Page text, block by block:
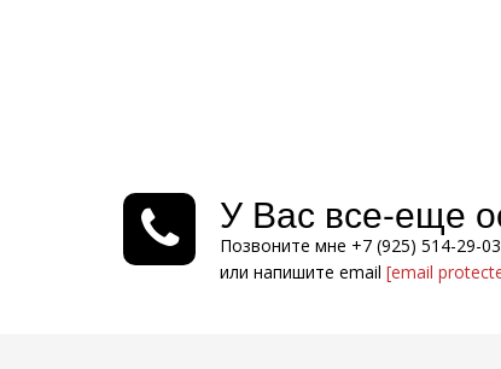
У Вас все-еще
Позвоните мне +7 (925) 514-29-
или напишите email [email